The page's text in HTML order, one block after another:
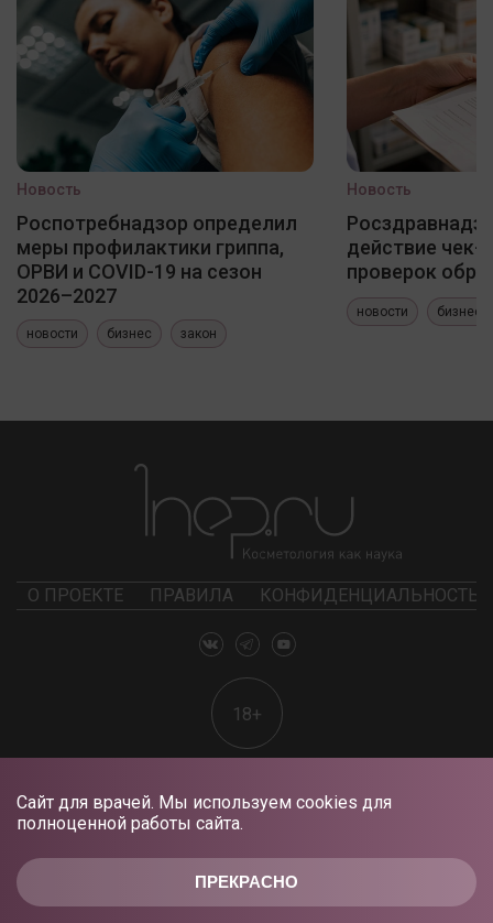
ПРЕКРАСНО
Сайт для врачей. Мы используем cookies для
полноценной работы сайта.
Новость
Роспотребнадзор определил
меры профилактики гриппа,
ОРВИ и COVID-19 на сезон
2026–2027
новости бизнес закон
Новость
действие чек-
проверок
новости бизнес
О ПРОЕКТЕ ПРАВИЛА КОНФИДЕНЦИАЛЬНОСТЬ
18+